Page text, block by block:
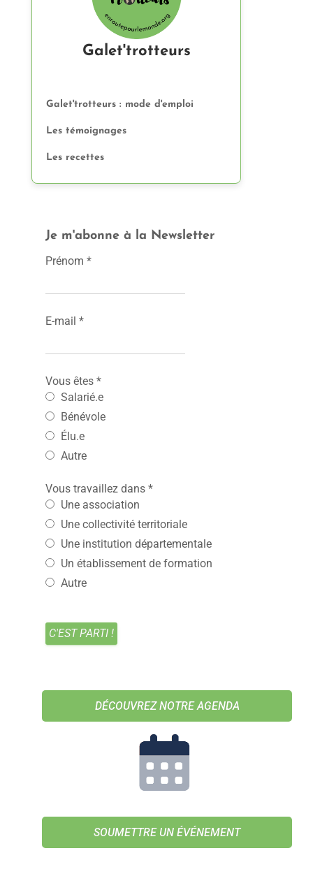
Galet'trotteurs
Galet'trotteurs : mode d'emploi
Les témoignages
Les recettes
Je m'abonne à la Newsletter
Prénom *
E-mail *
Vous êtes *
Salarié.e
Bénévole
Élu.e
Autre
Vous travaillez dans *
Une association
Une collectivité territoriale
Une institution départementale
Un établissement de formation
Autre
DÉCOUVREZ NOTRE AGENDA
SOUMETTRE UN ÉVÉNEMENT